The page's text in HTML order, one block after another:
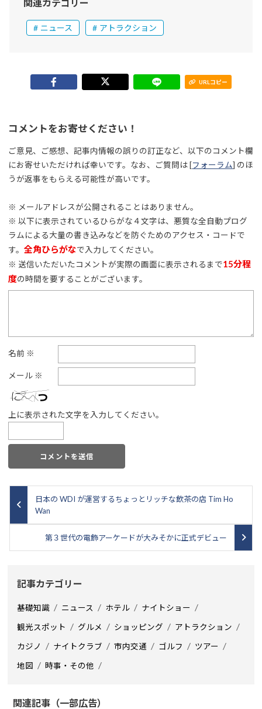
関連カテゴリー
ニュース アトラクション
URLコピー
コメントをお寄せください！
ご意見、ご感想、記事内情報の誤りの訂正など、以下のコメント欄
にお寄せいただければ幸いです。なお、ご質問は [フォーラム] のほ
うが返事をもらえる可能性が高いです。
※ メールアドレスが公開されることはありません。
※ 以下に表示されているひらがな４文字は、悪質な全自動プログ
ラムによる大量の書き込みなどを防ぐためのアクセス・コードで
す。全角ひらがなで入力してください。
※ 送信いただいたコメントが実際の画面に表示されるまで15分程
度の時間を要することがございます。
名前 ※
メール ※
上に表示された文字を入力してください。
日本の WDI が運営するちょっとリッチな飲茶の店 Tim Ho
Wan
第３世代の電飾アーケードが大みそかに正式デビュー
記事カテゴリー
基礎知識 ニュース ホテル ナイトショー
観光スポット グルメ ショッピング アトラクション
カジノ ナイトクラブ 市内交通 ゴルフ ツアー
地図 時事・その他
関連記事（一部広告）